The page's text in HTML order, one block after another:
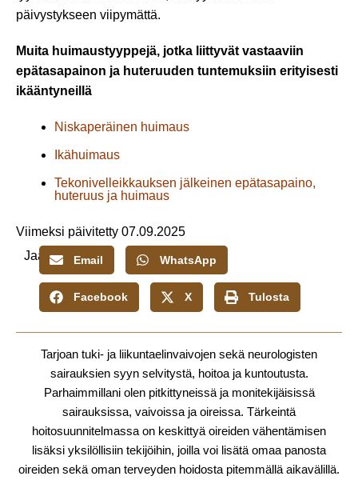
päivystykseen viipymättä.
Muita huimaustyyppejä, jotka liittyvät vastaaviin
epätasapainon ja huteruuden tuntemuksiin erityisesti
ikääntyneillä
Niskaperäinen huimaus
Ikähuimaus
Tekonivelleikkauksen jälkeinen epätasapaino,
huteruus ja huimaus
Viimeksi päivitetty 07.09.2025
Jaa:
Email WhatsApp
Facebook X Tulosta
Tarjoan tuki- ja liikuntaelinvaivojen sekä neurologisten
sairauksien syyn selvitystä, hoitoa ja kuntoutusta.
Parhaimmillani olen pitkittyneissä ja monitekijäisissä
sairauksissa, vaivoissa ja oireissa. Tärkeintä
hoitosuunnitelmassa on keskittyä oireiden vähentämisen
lisäksi yksilöllisiin tekijöihin, joilla voi lisätä omaa panosta
oireiden sekä oman terveyden hoidosta pitemmällä aikavälillä.